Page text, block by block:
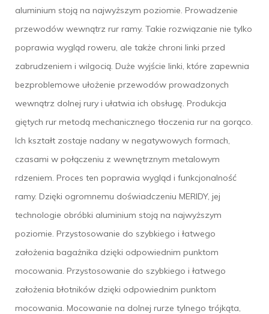
aluminium stoją na najwyższym poziomie. Prowadzenie
przewodów wewnątrz rur ramy. Takie rozwiązanie nie tylko
poprawia wygląd roweru, ale także chroni linki przed
zabrudzeniem i wilgocią. Duże wyjście linki, które zapewnia
bezproblemowe ułożenie przewodów prowadzonych
wewnątrz dolnej rury i ułatwia ich obsługę. Produkcja
giętych rur metodą mechanicznego tłoczenia rur na gorąco.
Ich kształt zostaje nadany w negatywowych formach,
czasami w połączeniu z wewnętrznym metalowym
rdzeniem. Proces ten poprawia wygląd i funkcjonalność
ramy. Dzięki ogromnemu doświadczeniu MERIDY, jej
technologie obróbki aluminium stoją na najwyższym
poziomie. Przystosowanie do szybkiego i łatwego
założenia bagażnika dzięki odpowiednim punktom
mocowania. Przystosowanie do szybkiego i łatwego
założenia błotników dzięki odpowiednim punktom
mocowania. Mocowanie na dolnej rurze tylnego trójkąta,